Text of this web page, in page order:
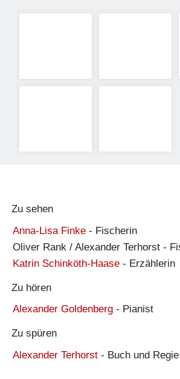
Zu sehen
Anna-Lisa Finke- Fischerin
Oliver Rank / Alexander Terhorst-
Katrin Schinköth-Haase- Erzählerin
Zu hören
Alexander Goldenberg- Pianist
Zu spüren
Alexander Terhorst- Buch und Regie